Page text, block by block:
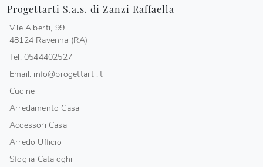
Progettarti S.a.s. di Zanzi Raffaella
V.le Alberti, 99
48124 Ravenna (RA)
Tel: 0544402527
Email: info@progettarti.it
Cucine
Arredamento Casa
Accessori Casa
Arredo Ufficio
Sfoglia Cataloghi